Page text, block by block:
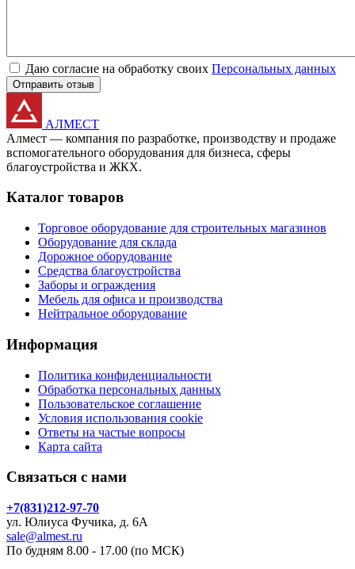
Даю согласие на обработку своих Персональных данных
Отправить отзыв
АЛМЕСТ
Алмест — компания по разработке, производству и продаже
вспомогательного оборудования для бизнеса, сферы
благоустройства и ЖКХ.
Каталог товаров
Торговое оборудование для строительных магазинов
Оборудование для склада
Дорожное оборудование
Средства благоустройства
Заборы и ограждения
Мебель для офиса и производства
Нейтральное оборудование
Информация
Политика конфиденциальности
Обработка персональных данных
Пользовательское соглашение
Условия использования cookie
Ответы на частые вопросы
Карта сайта
Связаться с нами
+7(831)212-97-70
ул. Юлиуса Фучика, д. 6А
sale@almest.ru
По будням 8.00 - 17.00 (по МСК)